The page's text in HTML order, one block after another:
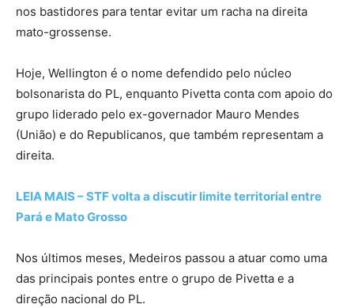
nos bastidores para tentar evitar um racha na direita
mato-grossense.
Hoje, Wellington é o nome defendido pelo núcleo
bolsonarista do PL, enquanto Pivetta conta com apoio do
grupo liderado pelo ex-governador Mauro Mendes
(União) e do Republicanos, que também representam a
direita.
LEIA MAIS – STF volta a discutir limite territorial entre
Pará e Mato Grosso
Nos últimos meses, Medeiros passou a atuar como uma
das principais pontes entre o grupo de Pivetta e a
direção nacional do PL.